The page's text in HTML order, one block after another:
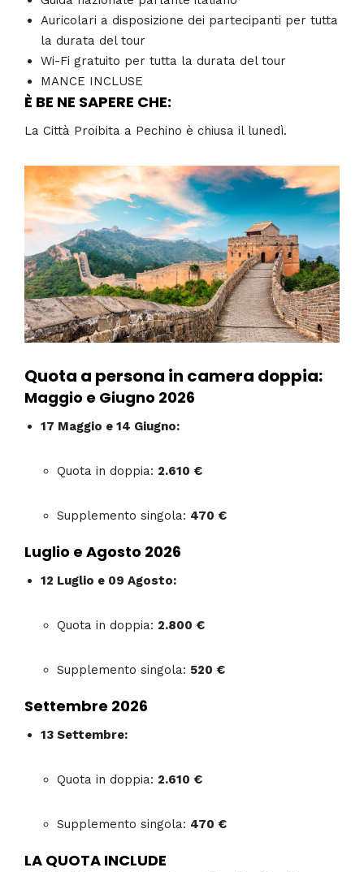
Auricolari a disposizione dei partecipanti per tutta
la durata del tour
Wi-Fi gratuito per tutta la durata del tour
MANCE INCLUSE
È BE NE SAPERE CHE:
La Città Proibita a Pechino è chiusa il lunedì.
Quota a persona in camera doppia:
Maggio e Giugno 2026
17 Maggio e 14 Giugno:
Quota in doppia: 2.610 €
Supplemento singola: 470 €
Luglio e Agosto 2026
12 Luglio e 09 Agosto:
Quota in doppia: 2.800 €
Supplemento singola: 520 €
Settembre 2026
13 Settembre:
Quota in doppia: 2.610 €
Supplemento singola: 470 €
LA QUOTA INCLUDE